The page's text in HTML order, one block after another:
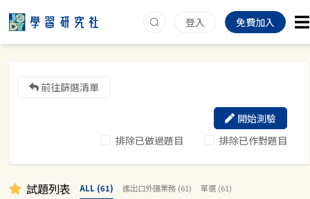
登入 免費加入
前往篩選清單
排除已做過題目 排除已作對題目
開始測驗
試題列表 ALL (61) 進出口外匯業務 (61) 單選 (61)